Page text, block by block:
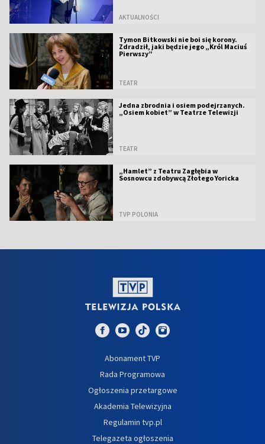
AKTUALNOŚCI
Tymon Bitkowski nie boi się korony.
Zdradził, jaki będzie jego „Król Maciuś
Pierwszy”
TEATR
Jedna zbrodnia i osiem podejrzanych.
„Osiem kobiet” w Teatrze Telewizji
TEATR
„Hamlet” z Teatru Zagłębia w
Sosnowcu zdobywcą Złotego Yoricka
TVP POLONIA
Abonament TVP
Rada Programowa
Ogłoszenia przetargowe
Akademia Telewizyjna
Regulamin tvp.pl
Telegazeta ogłoszenia